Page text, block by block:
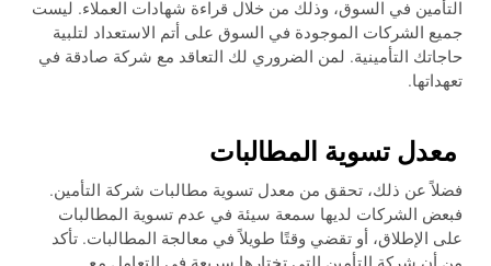
التأمين في السوق، وذلك من خلال قراءة شهادات العملاء. ليست
جميع الشركات الموجودة في السوق على أتم الاستعداد لتلبية
حاجاتك التأمينية. لمن الضروري لك التعاقد مع شركة صادقة في
تعهداتها.
معدل تسوية المطالبات
فضلاً عن ذلك، تحقق من معدل تسوية مطالبات شركة التأمين.
فبعض الشركات لديها سمعة سيئة في عدم تسوية المطالبات
على الإطلاق، أو تقضي وقتًا طويلاً في معالجة المطالبات. تأكد